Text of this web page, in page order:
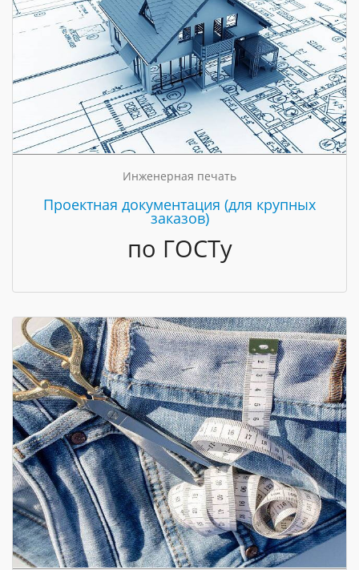
Инженерная печать
Проектная документация (для крупных
заказов)
по ГОСТу